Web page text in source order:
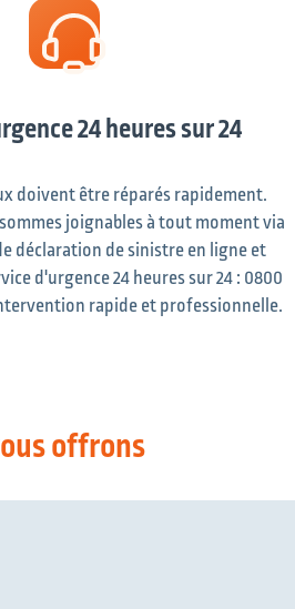
24 heures sur 24
doivent être réparés rapidement.
joignables à tout moment via
déclaration de sinistre en ligne et
d'urgence 24 heures sur 24 : 0800
rapide et professionnelle.
offrons